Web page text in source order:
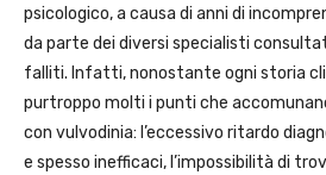
psicologico, a causa di anni di
da parte dei diversi specialisti
falliti. Infatti, nonostante ogni storia
purtroppo molti i punti che
con vulvodinia: l’eccessivo ritardo
e spesso inefficaci, l’impossibilità di